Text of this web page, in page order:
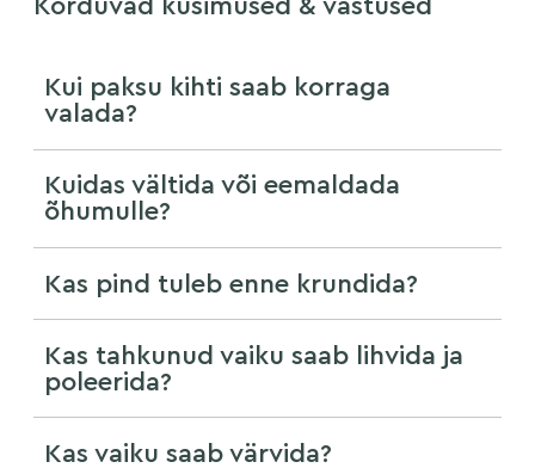
Korduvad küsimused & vastused
Kui paksu kihti saab korraga
valada?
Kuidas vältida või eemaldada
õhumulle?
Kas pind tuleb enne krundida?
Kas tahkunud vaiku saab lihvida ja
poleerida?
Kas vaiku saab värvida?